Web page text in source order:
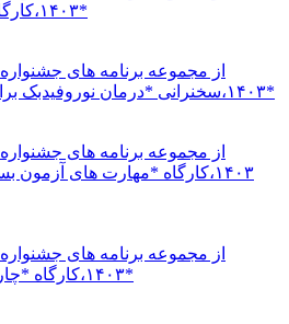
۱۴۰۳،کارگاه *تحلیل های شغل چیست؟*
از مجموعه برنامه های
۱۴۰۳،سخنرانی *درمان نوروفیدبک برای چه افرادی مناسب است؟*
از مجموعه برنامه های
۱۴۰۳،کارگاه *مهارت های
از مجموعه برنامه های
۱۴۰۳،کارگاه *چارچوب نوشتن مقالات فارسی*